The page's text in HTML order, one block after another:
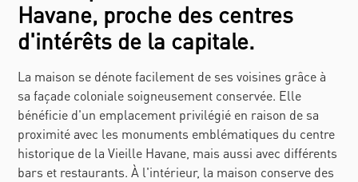
Havane, proche des centres
d'intérêts de la capitale.
La maison se dénote facilement de ses voisines grâce à
sa façade coloniale soigneusement conservée. Elle
bénéficie d'un emplacement privilégié en raison de sa
proximité avec les monuments emblématiques du centre
historique de la Vieille Havane, mais aussi avec différents
bars et restaurants. À l'intérieur, la maison conserve des